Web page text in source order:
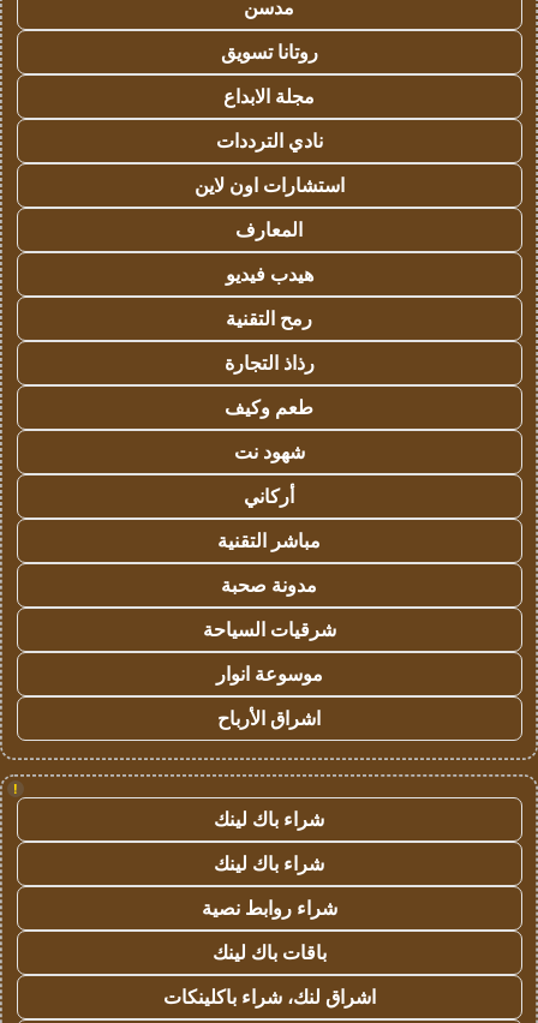
مدسن
روتانا تسويق
مجلة الابداع
نادي الترددات
استشارات اون لاين
المعارف
هيدب فيديو
رمح التقنية
رذاذ التجارة
طعم وكيف
شهود نت
أركاني
مباشر التقنية
مدونة صحبة
شرقيات السياحة
موسوعة انوار
اشراق الأرباح
!
شراء باك لينك
شراء باك لينك
شراء روابط نصية
باقات باك لينك
اشراق لنك، شراء باكلينكات